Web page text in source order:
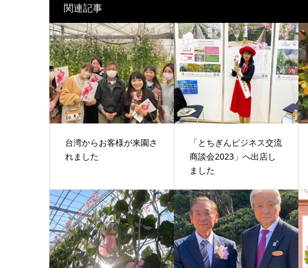
関連記事
台湾からお客様が来園さ
れました
「とちぎんビジネス交流
商談会2023」へ出店し
ました